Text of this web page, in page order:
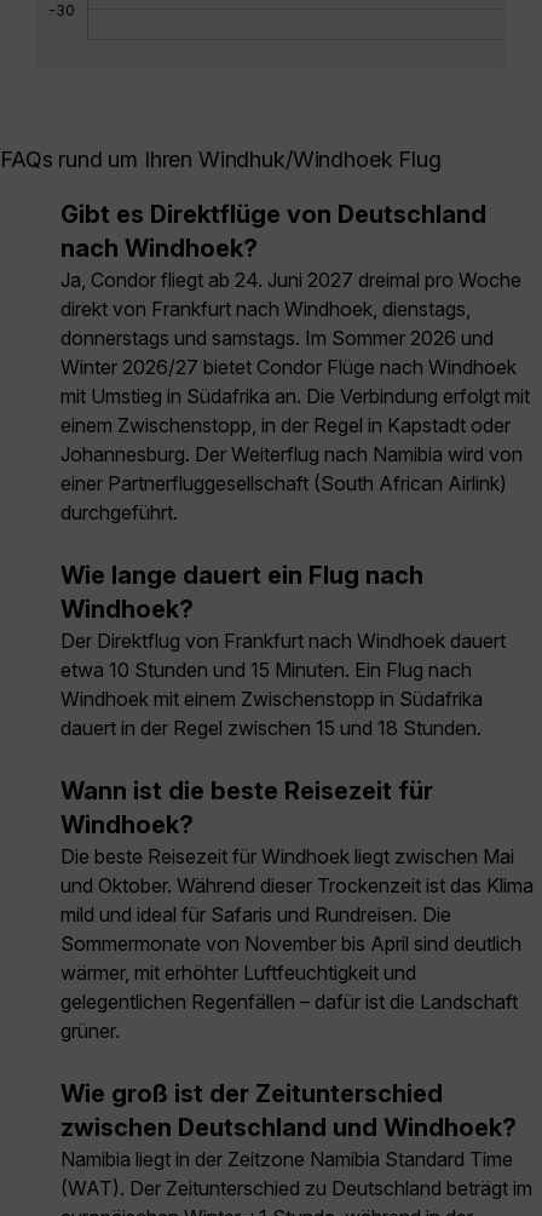
-30
FAQs rund um Ihren Windhuk/Windhoek Flug
Gibt es Direktflüge von Deutschland
nach Windhoek?
Ja, Condor fliegt ab 24. Juni 2027 dreimal pro Woche
direkt von Frankfurt nach Windhoek, dienstags,
donnerstags und samstags. Im Sommer 2026 und
Winter 2026/27 bietet Condor Flüge nach Windhoek
mit Umstieg in Südafrika an. Die Verbindung erfolgt mit
einem Zwischenstopp, in der Regel in Kapstadt oder
Johannesburg. Der Weiterflug nach Namibia wird von
einer Partnerfluggesellschaft (South African Airlink)
durchgeführt.
Wie lange dauert ein Flug nach
Windhoek?
Der Direktflug von Frankfurt nach Windhoek dauert
etwa 10 Stunden und 15 Minuten. Ein Flug nach
Windhoek mit einem Zwischenstopp in Südafrika
dauert in der Regel zwischen 15 und 18 Stunden.
Wann ist die beste Reisezeit für
Windhoek?
Die beste Reisezeit für Windhoek liegt zwischen Mai
und Oktober. Während dieser Trockenzeit ist das Klima
mild und ideal für Safaris und Rundreisen. Die
Sommermonate von November bis April sind deutlich
wärmer, mit erhöhter Luftfeuchtigkeit und
gelegentlichen Regenfällen – dafür ist die Landschaft
grüner.
Wie groß ist der Zeitunterschied
zwischen Deutschland und Windhoek?
Namibia liegt in der Zeitzone Namibia Standard Time
(WAT). Der Zeitunterschied zu Deutschland beträgt im